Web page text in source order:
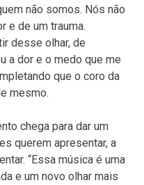
não somos. Nós não
e de um trauma.
desse olhar, de
a dor e o medo que me
que o coro da
mesmo.
chega para dar um
querem apresentar, a
“Essa música é uma
e um novo olhar mais